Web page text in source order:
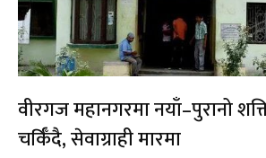
वीरगज महानगरमा नयाँ–पुरानो
चर्किँदै, सेवाग्राही मारमा